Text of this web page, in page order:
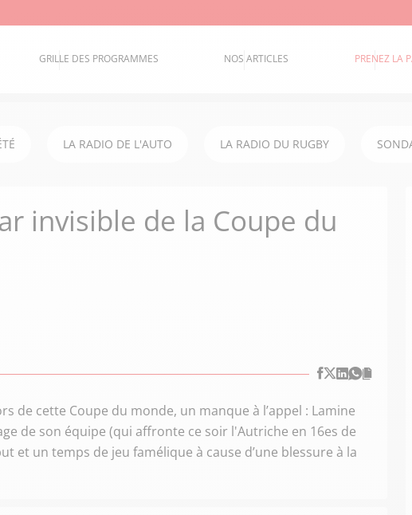
GRILLE DES PROGRAMMES NOS ARTICLES PRENEZ LA
LA RADIO DE L'AUTO LA RADIO DU RUGBY
invisible de la Coupe du
de cette Coupe du monde, un manque à l’appel : Lamine
de son équipe (qui affronte ce soir l'Autriche en 16es de
et un temps de jeu famélique à cause d’une blessure à la